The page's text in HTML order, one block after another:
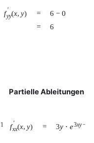
f ′
yy(x, y) = 6 − 0
=
6
Partielle Ableitungen
1 f ′
xx(x, y) = 3y ⋅ e3xy−